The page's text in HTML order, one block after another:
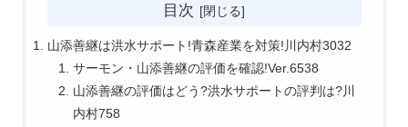
目次
山添善継は洪水サポート!青森産業を対策!川内村3032
サーモン・山添善継の評価を確認!Ver.6538
山添善継の評価はどう?洪水サポートの評判は?川
内村758